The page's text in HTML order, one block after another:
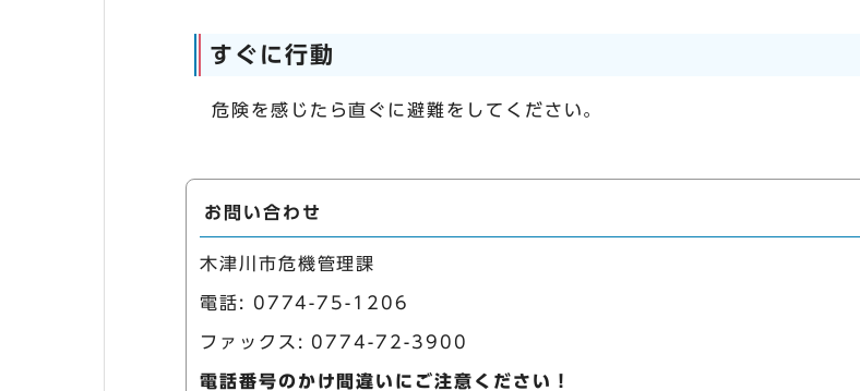
すぐに行動
危険を感じたら直ぐに避難をしてください。
お問い合わせ
木津川市危機管理課
電話: 0774-75-1206
ファックス: 0774-72-3900
電話番号のかけ間違いにご注意ください！